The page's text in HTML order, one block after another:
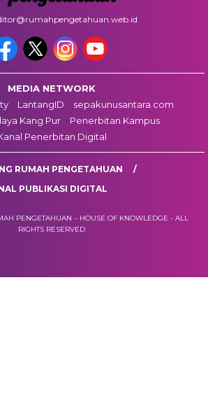
MEDIA NETWORK
LantangID
sepakunusantara.com
Kang Pur
Penerbitan Kampus
Penerbitan Digital
RUMAH PENGETAHUAN
PUBLIKASI DIGITAL
PENGETAHUAN – HOUSE OF KNOWLEDGE - ALL
RIGHTS RESERVED